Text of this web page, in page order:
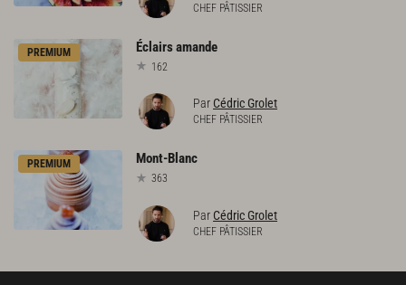
CHEF PÂTISSIER
PREMIUM Éclairsamande
162
Par Cédric Grolet
CHEF PÂTISSIER
PREMIUM Mont-Blanc
363
Par Cédric Grolet
CHEF PÂTISSIER